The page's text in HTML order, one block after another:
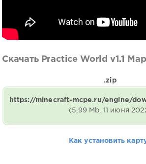
Скачать Practice World v1.1 Map
.zip
https://minecraft-mcpe.ru/engine/
(5,99 Mb, 11 июня
Как установить